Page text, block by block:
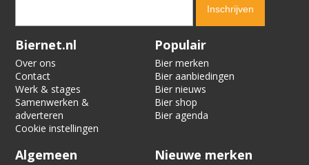
Verification code:
Biernet.nl
Over ons
Contact
Werk & stages
Samenwerken &
adverteren
Cookie instellingen
Populair
Bier merken
Bier aanbiedingen
Bier nieuws
Bier shop
Bier agenda
Algemeen Nieuwe merken